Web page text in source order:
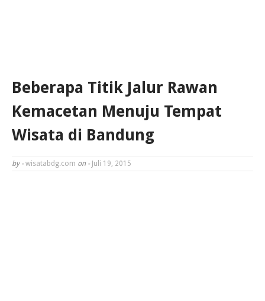
Beberapa Titik Jalur Rawan
Kemacetan Menuju Tempat
Wisata di Bandung
by - wisatabdg.com on - Juli 19, 2015